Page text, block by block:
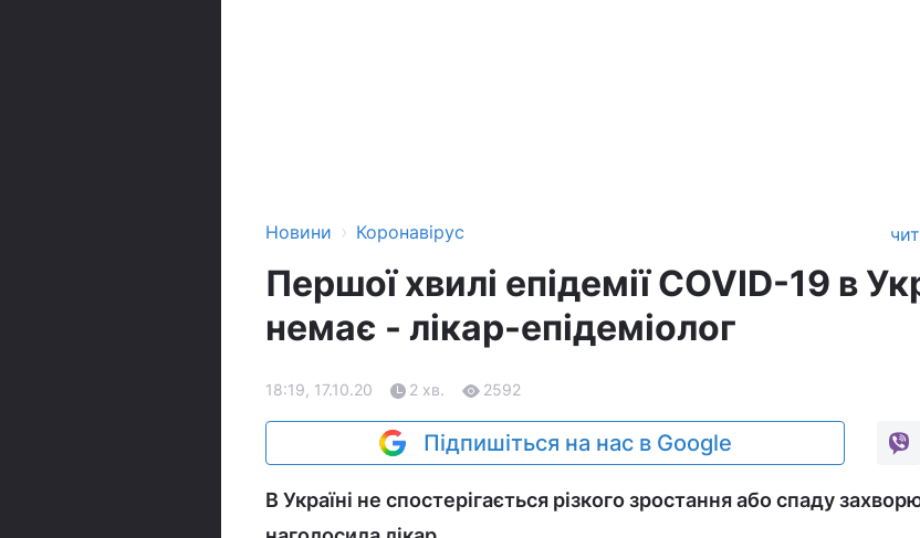
Новини › Коронавірус
Першої хвилі епідемії COVID-19 в
немає - лікар-епідеміолог
18:19, 17.10.20 2 хв. 2592
Підпишіться на нас в Google
В Україні не спостерігається різкого зростання або спаду